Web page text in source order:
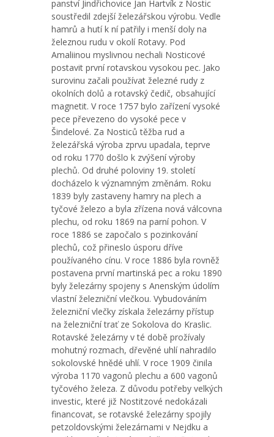
panství Jindřichovice Jan Hartvík z Nostic
soustředil zdejší železářskou výrobu. Vedle
hamrů a hutí k ní patřily i menší doly na
železnou rudu v okolí Rotavy. Pod
Amaliinou myslivnou nechali Nosticové
postavit první rotavskou vysokou pec. Jako
surovinu začali používat železné rudy z
okolních dolů a rotavský čedič, obsahující
magnetit. V roce 1757 bylo zařízení vysoké
pece převezeno do vysoké pece v
Šindelové. Za Nosticů těžba rud a
železářská výroba zprvu upadala, teprve
od roku 1770 došlo k zvýšení výroby
plechů. Od druhé poloviny 19. století
docházelo k významným změnám. Roku
1839 byly zastaveny hamry na plech a
tyčové železo a byla zřízena nová válcovna
plechu, od roku 1869 na parní pohon. V
roce 1886 se započalo s pozinkování
plechů, což přineslo úsporu dříve
používaného cínu. V roce 1886 byla rovněž
postavena první martinská pec a roku 1890
byly železárny spojeny s Anenským údolím
vlastní železniční vlečkou. Vybudováním
železniční vlečky získala železárny přístup
na železniční trať ze Sokolova do Kraslic.
Rotavské železárny v té době prožívaly
mohutný rozmach, dřevěné uhlí nahradilo
sokolovské hnědé uhlí. V roce 1909 činila
výroba 1170 vagonů plechu a 600 vagonů
tyčového železa. Z důvodu potřeby velkých
investic, které již Nostitzové nedokázali
financovat, se rotavské železárny spojily
petzoldovskými železárnami v Nejdku a